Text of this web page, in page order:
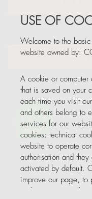
USE OF
Welcome to the basic
website owned by:
A cookie or computer
that is saved on your
each time you visit
and others belong to
services for our
cookies: technical
website to operate
authorisation and
activated by default.
improve our page, to